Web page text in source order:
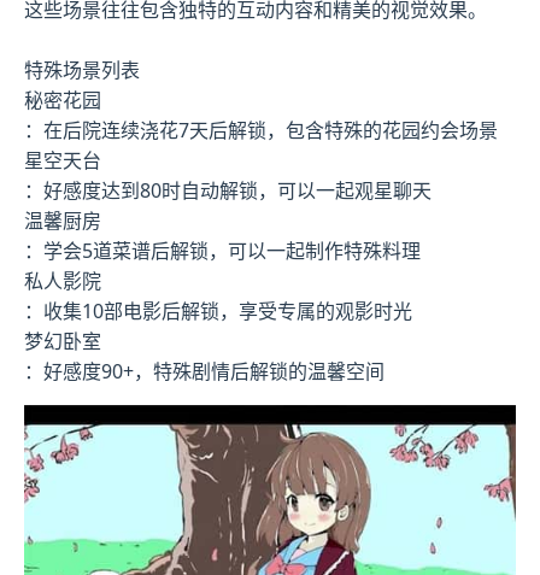
这些场景往往包含独特的互动内容和精美的视觉效果。
特殊场景列表
秘密花园
：在后院连续浇花7天后解锁，包含特殊的花园约会场景
星空天台
：好感度达到80时自动解锁，可以一起观星聊天
温馨厨房
：学会5道菜谱后解锁，可以一起制作特殊料理
私人影院
：收集10部电影后解锁，享受专属的观影时光
梦幻卧室
：好感度90+，特殊剧情后解锁的温馨空间